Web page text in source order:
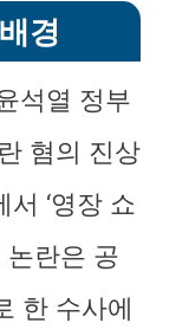
경
석열 정부
혐의 진상
‘영장 쇼
논란은 공
한 수사에